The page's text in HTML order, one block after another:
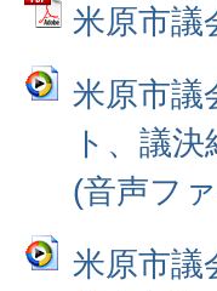
米原市議
米原市議
ト、議
(音声フ
米原市議